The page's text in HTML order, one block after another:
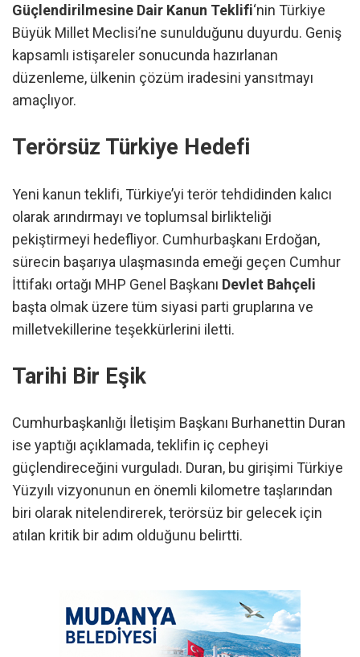
Güçlendirilmesine Dair Kanun Teklifi‘nin Türkiye
Büyük Millet Meclisi’ne sunulduğunu duyurdu. Geniş
kapsamlı istişareler sonucunda hazırlanan
düzenleme, ülkenin çözüm iradesini yansıtmayı
amaçlıyor.
Terörsüz Türkiye Hedefi
Yeni kanun teklifi, Türkiye’yi terör tehdidinden kalıcı
olarak arındırmayı ve toplumsal birlikteliği
pekiştirmeyi hedefliyor. Cumhurbaşkanı Erdoğan,
sürecin başarıya ulaşmasında emeği geçen Cumhur
İttifakı ortağı MHP Genel Başkanı Devlet Bahçeli
başta olmak üzere tüm siyasi parti gruplarına ve
milletvekillerine teşekkürlerini iletti.
Tarihi Bir Eşik
Cumhurbaşkanlığı İletişim Başkanı Burhanettin Duran
ise yaptığı açıklamada, teklifin iç cepheyi
güçlendireceğini vurguladı. Duran, bu girişimi Türkiye
Yüzyılı vizyonunun en önemli kilometre taşlarından
biri olarak nitelendirerek, terörsüz bir gelecek için
atılan kritik bir adım olduğunu belirtti.